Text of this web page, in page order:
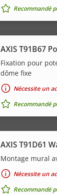
Recommandé
AXIS T91B67
Fixation pour
dôme fixe
Nécessite un
Recommandé
AXIS T91D61
Montage mural
Nécessite un
Recommandé